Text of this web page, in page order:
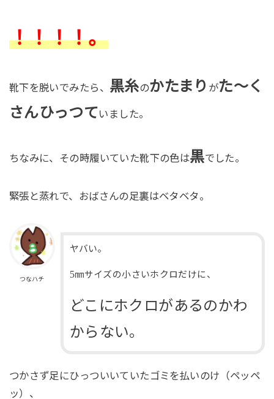
！！！！。
靴下を脱いでみたら、 黒糸のかたまり がた～く
さんひっつていました。
ちなみに、その時履いていた靴下の色は黒でした。
緊張と蒸れで、おばさんの足裏はベタベタ。
つなハチ
ヤバい。
5㎜サイズの小さいホクロだけに、
どこにホクロがあるのかわ
からない。
つかさず足にひっついいていたゴミを払いのけ（ペッペ
ッ）、